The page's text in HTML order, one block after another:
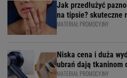
Jak przedłużyć
na tipsie? skuteczne
MATERIAŁ PROMOCYJNY
Niska cena i duża
ubrań dają tkaninom
MATERIAŁ PROMOCYJNY